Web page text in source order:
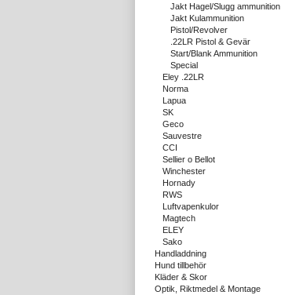
Jakt Hagel/Slugg ammunition
Jakt Kulammunition
Pistol/Revolver
.22LR Pistol & Gevär
Start/Blank Ammunition
Special
Eley .22LR
Norma
Lapua
SK
Geco
Sauvestre
CCI
Sellier o Bellot
Winchester
Hornady
RWS
Luftvapenkulor
Magtech
ELEY
Sako
Handladdning
Hund tillbehör
Kläder & Skor
Optik, Riktmedel & Montage